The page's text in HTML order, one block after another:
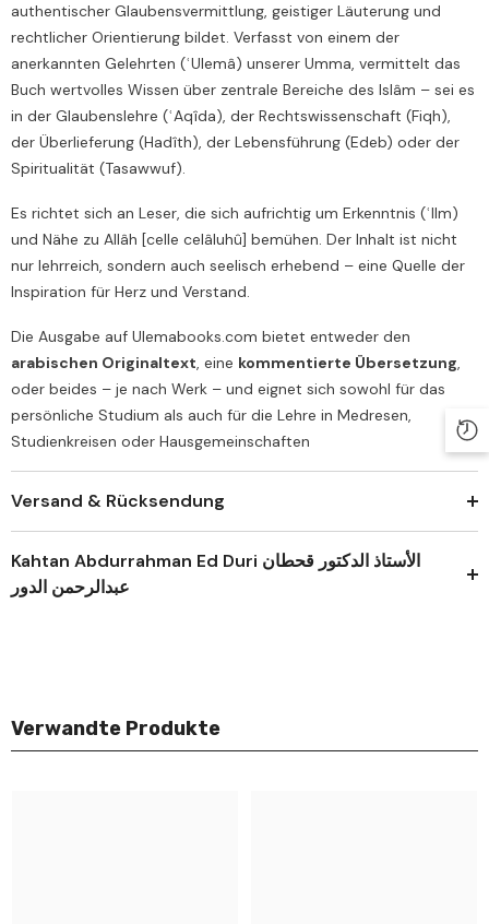
authentischer Glaubensvermittlung, geistiger Läuterung und
rechtlicher Orientierung bildet. Verfasst von einem der
anerkannten Gelehrten (ʿUlemâ) unserer Umma, vermittelt das
Buch wertvolles Wissen über zentrale Bereiche des Islâm – sei es
in der Glaubenslehre (ʿAqîda), der Rechtswissenschaft (Fiqh),
der Überlieferung (Hadîth), der Lebensführung (Edeb) oder der
Spiritualität (Tasawwuf).
Es richtet sich an Leser, die sich aufrichtig um Erkenntnis (ʿIlm)
und Nähe zu Allâh [celle celâluhû] bemühen. Der Inhalt ist nicht
nur lehrreich, sondern auch seelisch erhebend – eine Quelle der
Inspiration für Herz und Verstand.
Die Ausgabe auf Ulemabooks.com bietet entweder den
arabischen Originaltext, eine kommentierte Übersetzung,
oder beides – je nach Werk – und eignet sich sowohl für das
persönliche Studium als auch für die Lehre in Medresen,
Studienkreisen oder Hausgemeinschaften
Versand & Rücksendung
Kahtan Abdurrahman Ed Duri الأستاذ الدكتور قحطان
عبدالرحمن الدور
Verwandte Produkte